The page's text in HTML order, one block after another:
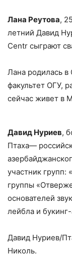
Лана Реутова,
летний Давид
Centr сыграют
Лана родилась
факультет ОГУ,
сейчас живет в
Давид Нуриев,
Птаха—
участник групп:
группы
основателей
лейбла и
Давид Нуриев/
Николь.